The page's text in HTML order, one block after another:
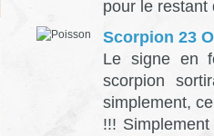
pour le restant
Scorpion 23
Le signe en
scorpion
simplement,
!!!